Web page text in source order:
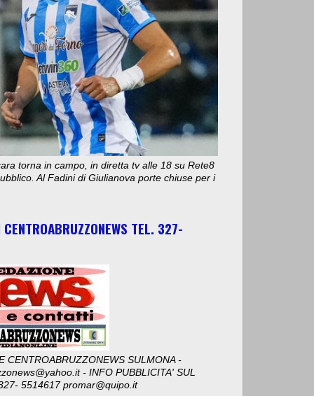
torna in campo, in diretta tv alle 18 su Rete8
Al Fadini di Giulianova porte chiuse per i
CENTROABRUZZONEWS TEL. 327-
CENTROABRUZZONEWS SULMONA -
- INFO PUBBLICITA' SUL
5514617 promar@quipo.it